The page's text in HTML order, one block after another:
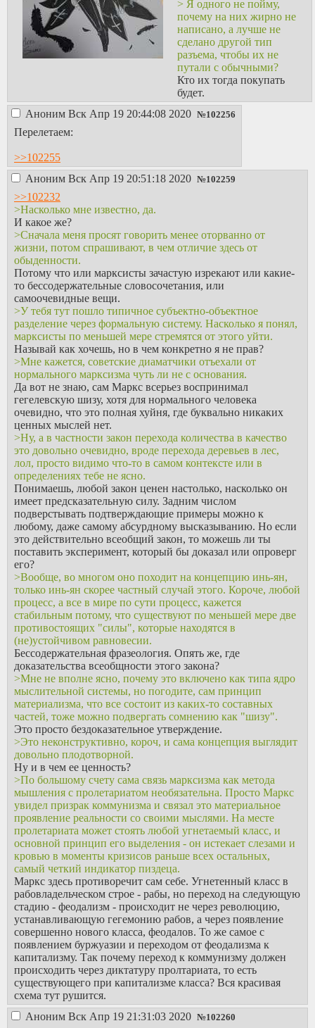
> Я одного не пойму,
почему на них жирно не
написано, а лучше не
сделано другой тип
разъема, чтобы их не
путали с обычными?
Кто их тогда покупать
будет.
Аноним Вск Апр 19 20:44:08 2020 №102256
Перелетаем:
>>102255
Аноним Вск Апр 19 20:51:18 2020 №102259
>>102232
>Насколько мне известно, да.
И какое же?
>Сначала меня просят говорить менее оторванно от
жизни, потом спрашивают, в чем отличие здесь от
обыденности.
Потому что или марксисты зачастую изрекают или какие-
то бессодержательные словосочетания, или
самоочевидные вещи.
>У тебя тут пошло типичное субъектно-объектное
разделение через формальную систему. Насколько я понял,
марксисты по меньшей мере стремятся от этого уйти.
Называй как хочешь, но в чем конкретно я не прав?
>Мне кажется, советские диаматчики отъехали от
нормального марксизма чуть ли не с основания.
Да вот не знаю, сам Маркс всерьез воспринимал
гегелевскую шизу, хотя для нормального человека
очевидно, что это полная хуйня, где буквально никаких
ценных мыслей нет.
>Ну, а в частности закон перехода количества в качество
это довольно очевидно, вроде перехода деревьев в лес,
лол, просто видимо что-то в самом контексте или в
определениях тебе не ясно.
Понимаешь, любой закон ценен настолько, насколько он
имеет предсказательную силу. Задним числом
подверстывать подтверждающие примеры можно к
любому, даже самому абсурдному высказыванию. Но если
это действительно всеобщий закон, то можешь ли ты
поставить эксперимент, который бы доказал или опроверг
его?
>Вообще, во многом оно походит на концепцию инь-ян,
только инь-ян скорее частный случай этого. Короче, любой
процесс, а все в мире по сути процесс, кажется
стабильным потому, что существуют по меньшей мере две
противостоящих "силы", которые находятся в
(не)устойчивом равновесии.
Бессодержательная фразеология. Опять же, где
доказательства всеобщности этого закона?
>Мне не вполне ясно, почему это включено как типа ядро
мыслительной системы, но погодите, сам принцип
материализма, что все состоит из каких-то составных
частей, тоже можно подвергать сомнению как "шизу".
Это просто бездоказательное утверждение.
>Это неконструктивно, короч, и сама концепция выглядит
довольно плодотворной.
Ну и в чем ее ценность?
>По большому счету сама связь марксизма как метода
мышления с пролетариатом необязательна. Просто Маркс
увидел призрак коммунизма и связал это материальное
проявление реальности со своими мыслями. На месте
пролетариата может стоять любой угнетаемый класс, и
основной принцип его выделения - он истекает слезами и
кровью в моменты кризисов раньше всех остальных,
самый четкий индикатор пиздеца.
Маркс здесь противоречит сам себе. Угнетенный класс в
рабовладельческом строе - рабы, но переход на следующую
стадию - феодализм - происходит не через революцию,
устанавливающую гегемонию рабов, а через появление
совершенно нового класса, феодалов. То же самое с
появлением буржуазии и переходом от феодализма к
капитализму. Так почему переход к коммунизму должен
происходить через диктатуру пролтариата, то есть
существующего при капитализме класса? Вся красивая
схема тут рушится.
Аноним Вск Апр 19 21:31:03 2020 №102260